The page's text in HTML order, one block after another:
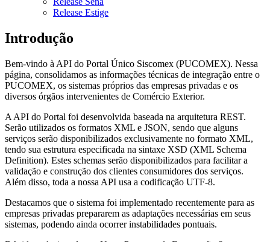
Release Estige
Introdução
Bem-vindo à API do Portal Único Siscomex (PUCOMEX). Nessa
página, consolidamos as informações técnicas de integração entre o
PUCOMEX, os sistemas próprios das empresas privadas e os
diversos órgãos intervenientes de Comércio Exterior.
A API do Portal foi desenvolvida baseada na arquitetura REST.
Serão utilizados os formatos XML e JSON, sendo que alguns
serviços serão disponibilizados exclusivamente no formato XML,
tendo sua estrutura especificada na sintaxe XSD (XML Schema
Definition). Estes schemas serão disponibilizados para facilitar a
validação e construção dos clientes consumidores dos serviços.
Além disso, toda a nossa API usa a codificação UTF-8.
Destacamos que o sistema foi implementado recentemente para as
empresas privadas prepararem as adaptações necessárias em seus
sistemas, podendo ainda ocorrer instabilidades pontuais.